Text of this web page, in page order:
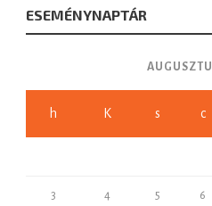
ESEMÉNYNAPTÁR
h K s c
3 4 5 6